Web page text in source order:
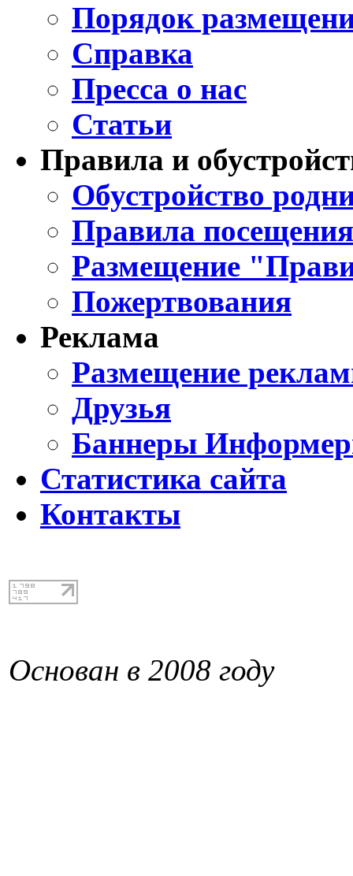
Порядок
Справка
Пресса о нас
Статьи
Правила и
Обустройство
Правила
Размещение
Пожертвования
Реклама
Размещение
Друзья
Баннеры
Статистика сайта
Контакты
Основан в 2008 году